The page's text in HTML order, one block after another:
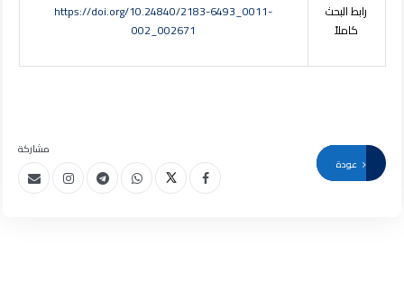
رابط البحث
كاملاً
https://doi.org/10.24840/2183-6493_0011-
002_002671
مشاركة